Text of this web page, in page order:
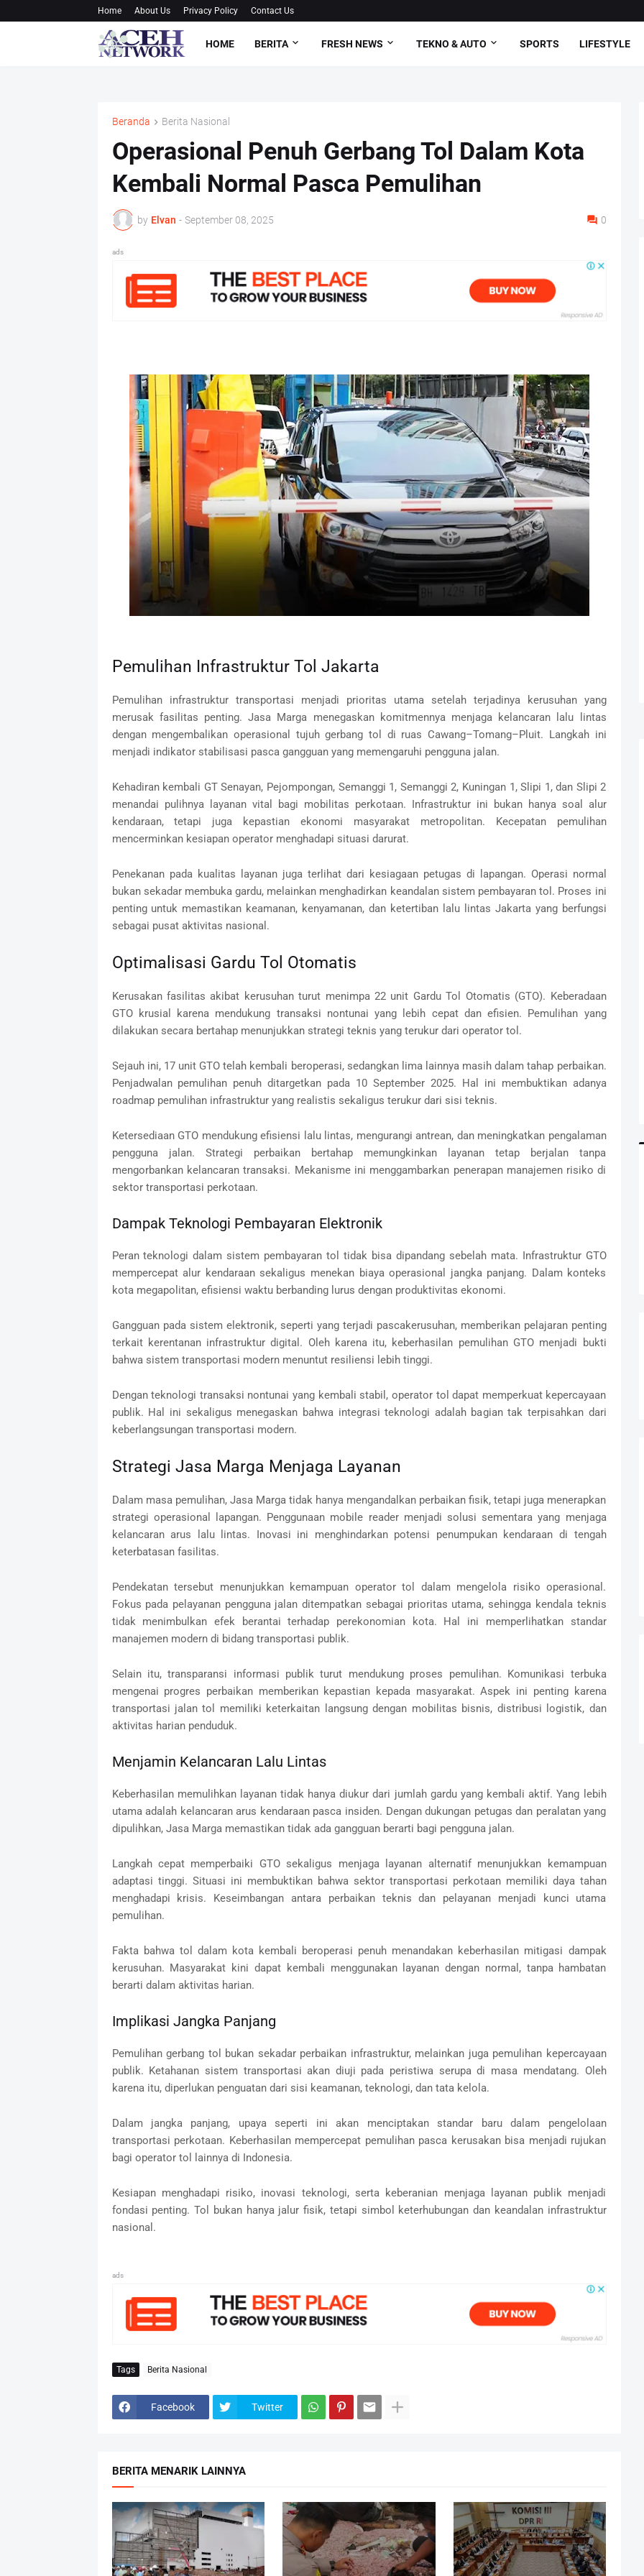
Home About Us Privacy Policy Contact Us
HOME BERITA FRESH NEWS TEKNO & AUTO SPORTS LIFESTYLE
Beranda Berita Nasional
Operasional Penuh Gerbang Tol Dalam Kota
Kembali Normal Pasca Pemulihan
by Elvan - September 08, 2025 0
ads
Pemulihan Infrastruktur Tol Jakarta
Pemulihan infrastruktur transportasi menjadi prioritas utama setelah terjadinya kerusuhan yang
merusak fasilitas penting. Jasa Marga menegaskan komitmennya menjaga kelancaran lalu lintas
dengan mengembalikan operasional tujuh gerbang tol di ruas Cawang–Tomang–Pluit. Langkah ini
menjadi indikator stabilisasi pasca gangguan yang memengaruhi pengguna jalan.
Kehadiran kembali GT Senayan, Pejompongan, Semanggi 1, Semanggi 2, Kuningan 1, Slipi 1, dan Slipi 2
menandai pulihnya layanan vital bagi mobilitas perkotaan. Infrastruktur ini bukan hanya soal alur
kendaraan, tetapi juga kepastian ekonomi masyarakat metropolitan. Kecepatan pemulihan
mencerminkan kesiapan operator menghadapi situasi darurat.
Penekanan pada kualitas layanan juga terlihat dari kesiagaan petugas di lapangan. Operasi normal
bukan sekadar membuka gardu, melainkan menghadirkan keandalan sistem pembayaran tol. Proses ini
penting untuk memastikan keamanan, kenyamanan, dan ketertiban lalu lintas Jakarta yang berfungsi
sebagai pusat aktivitas nasional.
Optimalisasi Gardu Tol Otomatis
Kerusakan fasilitas akibat kerusuhan turut menimpa 22 unit Gardu Tol Otomatis (GTO). Keberadaan
GTO krusial karena mendukung transaksi nontunai yang lebih cepat dan efisien. Pemulihan yang
dilakukan secara bertahap menunjukkan strategi teknis yang terukur dari operator tol.
Sejauh ini, 17 unit GTO telah kembali beroperasi, sedangkan lima lainnya masih dalam tahap perbaikan.
Penjadwalan pemulihan penuh ditargetkan pada 10 September 2025. Hal ini membuktikan adanya
roadmap pemulihan infrastruktur yang realistis sekaligus terukur dari sisi teknis.
Ketersediaan GTO mendukung efisiensi lalu lintas, mengurangi antrean, dan meningkatkan pengalaman
pengguna jalan. Strategi perbaikan bertahap memungkinkan layanan tetap berjalan tanpa
mengorbankan kelancaran transaksi. Mekanisme ini menggambarkan penerapan manajemen risiko di
sektor transportasi perkotaan.
Dampak Teknologi Pembayaran Elektronik
Peran teknologi dalam sistem pembayaran tol tidak bisa dipandang sebelah mata. Infrastruktur GTO
mempercepat alur kendaraan sekaligus menekan biaya operasional jangka panjang. Dalam konteks
kota megapolitan, efisiensi waktu berbanding lurus dengan produktivitas ekonomi.
Gangguan pada sistem elektronik, seperti yang terjadi pascakerusuhan, memberikan pelajaran penting
terkait kerentanan infrastruktur digital. Oleh karena itu, keberhasilan pemulihan GTO menjadi bukti
bahwa sistem transportasi modern menuntut resiliensi lebih tinggi.
Dengan teknologi transaksi nontunai yang kembali stabil, operator tol dapat memperkuat kepercayaan
publik. Hal ini sekaligus menegaskan bahwa integrasi teknologi adalah bagian tak terpisahkan dari
keberlangsungan transportasi modern.
Strategi Jasa Marga Menjaga Layanan
Dalam masa pemulihan, Jasa Marga tidak hanya mengandalkan perbaikan fisik, tetapi juga menerapkan
strategi operasional lapangan. Penggunaan mobile reader menjadi solusi sementara yang menjaga
kelancaran arus lalu lintas. Inovasi ini menghindarkan potensi penumpukan kendaraan di tengah
keterbatasan fasilitas.
Pendekatan tersebut menunjukkan kemampuan operator tol dalam mengelola risiko operasional.
Fokus pada pelayanan pengguna jalan ditempatkan sebagai prioritas utama, sehingga kendala teknis
tidak menimbulkan efek berantai terhadap perekonomian kota. Hal ini memperlihatkan standar
manajemen modern di bidang transportasi publik.
Selain itu, transparansi informasi publik turut mendukung proses pemulihan. Komunikasi terbuka
mengenai progres perbaikan memberikan kepastian kepada masyarakat. Aspek ini penting karena
transportasi jalan tol memiliki keterkaitan langsung dengan mobilitas bisnis, distribusi logistik, dan
aktivitas harian penduduk.
Menjamin Kelancaran Lalu Lintas
Keberhasilan memulihkan layanan tidak hanya diukur dari jumlah gardu yang kembali aktif. Yang lebih
utama adalah kelancaran arus kendaraan pasca insiden. Dengan dukungan petugas dan peralatan yang
dipulihkan, Jasa Marga memastikan tidak ada gangguan berarti bagi pengguna jalan.
Langkah cepat memperbaiki GTO sekaligus menjaga layanan alternatif menunjukkan kemampuan
adaptasi tinggi. Situasi ini membuktikan bahwa sektor transportasi perkotaan memiliki daya tahan
menghadapi krisis. Keseimbangan antara perbaikan teknis dan pelayanan menjadi kunci utama
pemulihan.
Fakta bahwa tol dalam kota kembali beroperasi penuh menandakan keberhasilan mitigasi dampak
kerusuhan. Masyarakat kini dapat kembali menggunakan layanan dengan normal, tanpa hambatan
berarti dalam aktivitas harian.
Implikasi Jangka Panjang
Pemulihan gerbang tol bukan sekadar perbaikan infrastruktur, melainkan juga pemulihan kepercayaan
publik. Ketahanan sistem transportasi akan diuji pada peristiwa serupa di masa mendatang. Oleh
karena itu, diperlukan penguatan dari sisi keamanan, teknologi, dan tata kelola.
Dalam jangka panjang, upaya seperti ini akan menciptakan standar baru dalam pengelolaan
transportasi perkotaan. Keberhasilan mempercepat pemulihan pasca kerusakan bisa menjadi rujukan
bagi operator tol lainnya di Indonesia.
Kesiapan menghadapi risiko, inovasi teknologi, serta keberanian menjaga layanan publik menjadi
fondasi penting. Tol bukan hanya jalur fisik, tetapi simbol keterhubungan dan keandalan infrastruktur
nasional.
ads
Tags Berita Nasional
Facebook Twitter
BERITA MENARIK LAINNYA